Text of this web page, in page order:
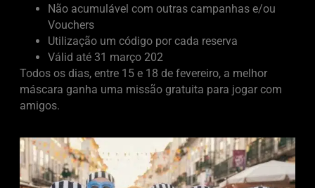
Não acumulável com outras campanhas e/ou
Vouchers
Utilização um código por cada reserva
Válid até 31 março 202
Todos os dias, entre 15 e 18 de fevereiro, a melhor
máscara ganha uma missão gratuita para jogar com
amigos.